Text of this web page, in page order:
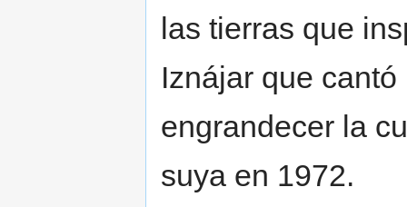
las tierras que
Iznájar que cantó
engrandecer la
suya en 1972.